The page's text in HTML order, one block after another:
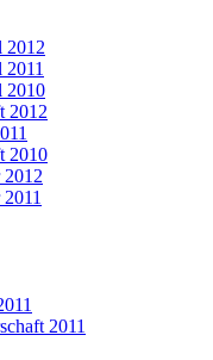
2012
2010
2012
2010
2012
2011